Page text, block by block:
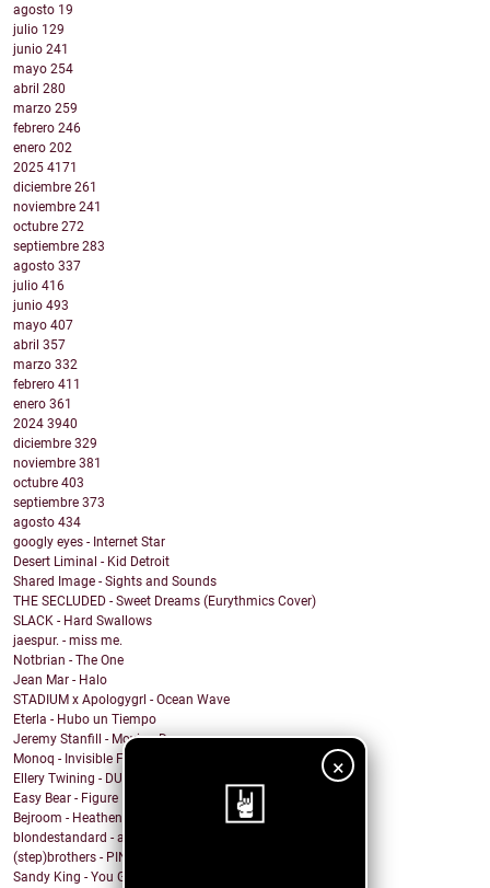
×
agosto 19
julio 129
junio 241
mayo 254
abril 280
marzo 259
febrero 246
enero 202
2025 4171
diciembre 261
noviembre 241
octubre 272
septiembre 283
agosto 337
julio 416
junio 493
mayo 407
abril 357
marzo 332
febrero 411
enero 361
2024 3940
diciembre 329
noviembre 381
octubre 403
septiembre 373
agosto 434
googly eyes - Internet Star
Desert Liminal - Kid Detroit
Shared Image - Sights and Sounds
THE SECLUDED - Sweet Dreams (Eurythmics Cover)
SLACK - Hard Swallows
jaespur. - miss me.
Notbrian - The One
Jean Mar - Halo
STADIUM x Apologygrl - Ocean Wave
Eterla - Hubo un Tiempo
Jeremy Stanfill - Moving Day
Monoq - Invisible Finish Line
Ellery Twining - DUSTY SPRINGFIELD'S RECORD COLLEC...
Easy Bear - Figure It Out
Bejroom - Heathens
blondestandard - arms of another
(step)brothers - PINOT NOIR
Sandy King - You Got Me Mixed Up With That Bottle